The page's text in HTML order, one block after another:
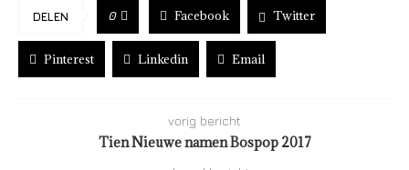
DELEN 0 Facebook Twitter
Pinterest Linkedin Email
vorig bericht
Tien Nieuwe namen Bospop 2017